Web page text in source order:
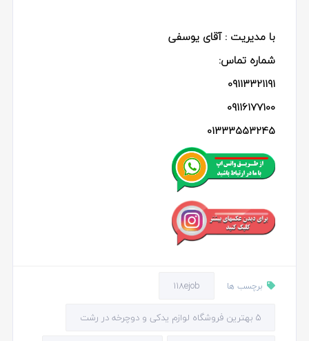
با مدیریت : آقای یوسفی
شماره تماس:
09113321191
09116177100
01333553245
برچسب ها 118ejob
5 بهترین فروشگاه لوازم یدکی و دوچرخه در رشت